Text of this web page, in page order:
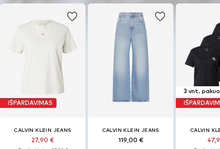
IŠPARDAVIMAS
CALVIN KLEIN JEANS
27,90 €
CALVIN KLEIN JEANS
119,00 €
3 vnt.
CALVIN